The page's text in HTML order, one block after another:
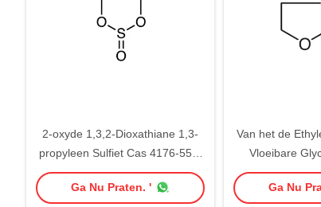
2-oxyde 1,3,2-Dioxathiane 1,3-
propyleen Sulfiet Cas 4176-55-0
Ps
Ga Nu Praten. '
Van het de
Vloeibare
Ga Nu